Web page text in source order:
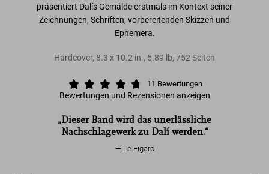
präsentiert Dalís Gemälde erstmals im Kontext seiner
Zeichnungen, Schriften, vorbereitenden Skizzen und
Ephemera.
Hardcover, 8.3 x 10.2 in., 5.89 lb, 752Seiten
11 Bewertungen
Bewertungen und Rezensionen anzeigen
„Dieser Band wird das unerlässliche
Nachschlagewerk zu Dalí werden.“
Le Figaro